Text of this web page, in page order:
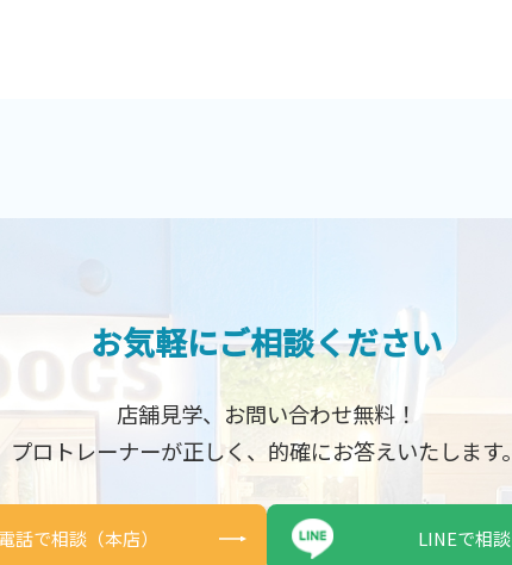
お気軽にご相談ください
店舗見学、お問い合わせ無料！
プロトレーナーが正しく、 的確にお答えいたします。
話で相談（本店） LINEで相談